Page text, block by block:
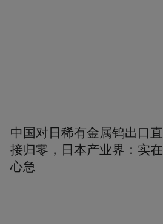
中国对日稀有金属钨出口直
接归零，日本产业界：实在
心急